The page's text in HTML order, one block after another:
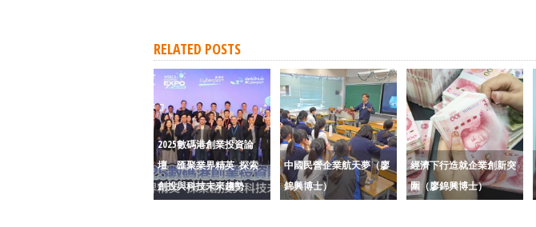
RELATED POSTS
2025數碼港創業投資論
壇 匯聚業界精英 探索
創投與科技未來趨勢
中國民營企業航天夢（廖
錦興博士）
經濟下行造就企業創新突
圍（廖錦興博士）